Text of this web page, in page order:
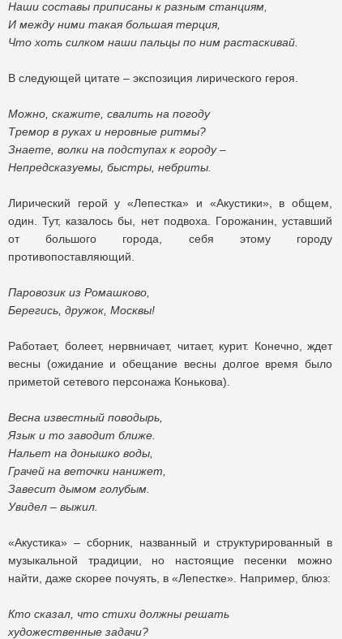
Наши составы приписаны к разным станциям,
И между ними такая большая терция,
Что хоть силком наши пальцы по ним растаскивай.
В следующей цитате – экспозиция лирического героя.
Можно, скажите, свалить на погоду
Тремор в руках и неровные ритмы?
Знаете, волки на подступах к городу –
Непредсказуемы, быстры, небриты.
Лирический герой у «Лепестка» и «Акустики», в общем,
один. Тут, казалось бы, нет подвоха. Горожанин, уставший
от большого города, себя этому городу
противопоставляющий.
Паровозик из Ромашково,
Берегись, дружок, Москвы!
Работает, болеет, нервничает, читает, курит. Конечно, ждет
весны (ожидание и обещание весны долгое время было
приметой сетевого персонажа Конькова).
Весна известный поводырь,
Язык и то заводит ближе.
Нальет на донышко воды,
Грачей на веточки нанижет,
Завесит дымом голубым.
Увидел – выжил.
«Акустика» – сборник, названный и структурированный в
музыкальной традиции, но настоящие песенки можно
найти, даже скорее почуять, в «Лепестке». Например, блюз:
Кто сказал, что стихи должны решать
художественные задачи?